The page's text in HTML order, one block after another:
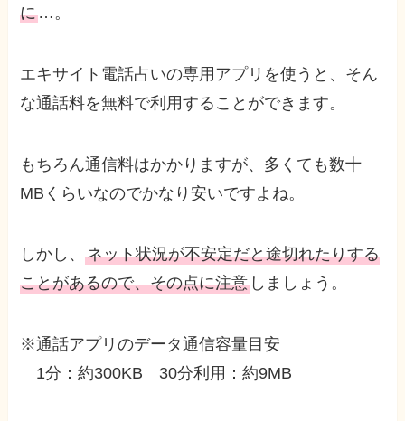
に…。
エキサイト電話占いの専用アプリを使うと、そん
な通話料を無料で利用することができます。
もちろん通信料はかかりますが、多くても数十
MBくらいなのでかなり安いですよね。
しかし、ネット状況が不安定だと途切れたりする
ことがあるので、その点に注意 しましょう。
※通話アプリのデータ通信容量目安
1分：約300KB 30分利用：約9MB